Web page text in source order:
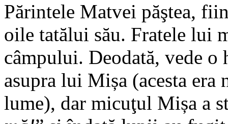
Părintele Matvei păş­tea,
oile tatălui său. Fratele lui
câmpului. Deodată, vede o
asupra lui Mișa (acesta
lume), dar micuţul Mișa a